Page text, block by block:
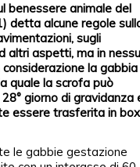
benessere animale del
detta alcune regole
sugli
altri aspetti, ma in
la gabbia
quale la scrofa può
giorno di gravidanza
essere trasferita in box
le gabbie gestazione